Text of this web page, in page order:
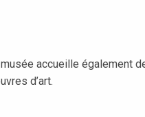
musée accueille
d’art.